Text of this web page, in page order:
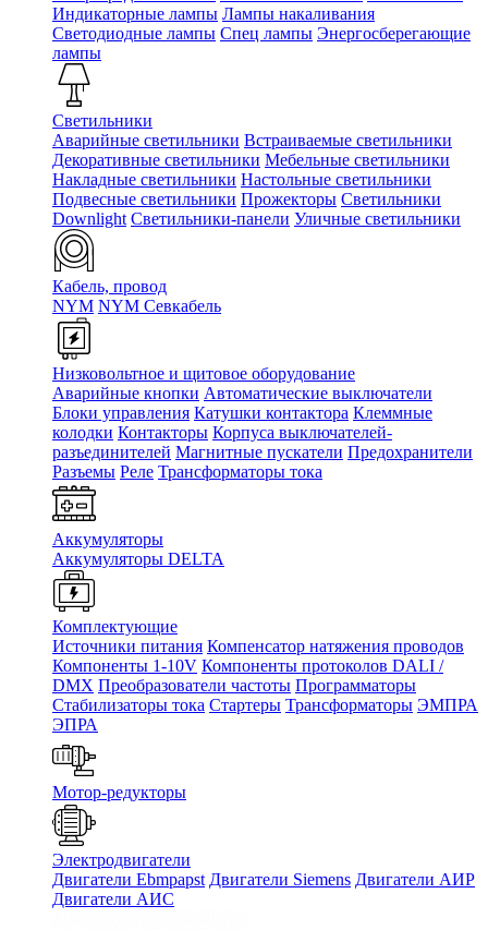
Индикаторные лампы Лампы накаливания
Светодиодные лампы Спец лампы Энергосберегающие
лампы
Светильники
Аварийные светильники Встраиваемые светильники
Декоративные светильники Мебельные светильники
Накладные светильники Настольные светильники
Подвесные светильники Прожекторы Светильники
Downlight Светильники-панели Уличные светильники
Кабель, провод
NYM NYM Севкабель
Низковольтное и щитовое оборудование
Аварийные кнопки Автоматические выключатели
Блоки управления Катушки контактора Клеммные
колодки Контакторы Корпуса выключателей-
разъединителей Магнитные пускатели Предохранители
Разъемы Реле Трансформаторы тока
Аккумуляторы
Аккумуляторы DELTA
Комплектующие
Источники питания Компенсатор натяжения проводов
Компоненты 1-10V Компоненты протоколов DALI /
DMX Преобразователи частоты Программаторы
Стабилизаторы тока Стартеры Трансформаторы ЭМПРА
ЭПРА
Мотор-редукторы
Электродвигатели
Двигатели Ebmpapst Двигатели Siemens Двигатели АИР
Двигатели АИС